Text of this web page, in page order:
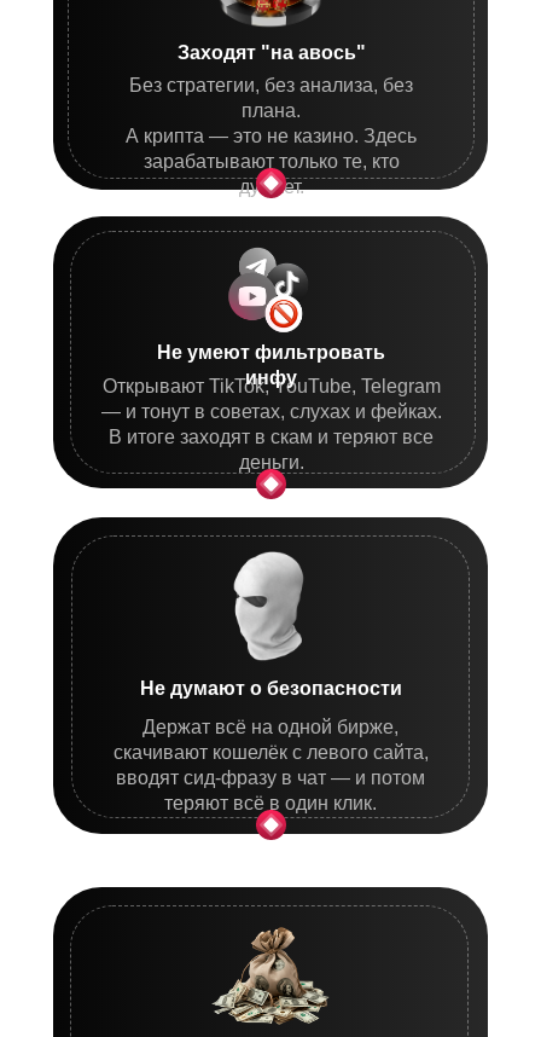
Без стратегии, без анализа, без
плана.
А крипта — это не казино. Здесь
зарабатывают только те, кто
думает.
Заходят "на авось"
Открывают TikTok, YouTube, Telegram
— и тонут в советах, слухах и фейках.
В итоге заходят в скам и теряют все
деньги.
Не умеют фильтровать
инфу
Держат всё на одной бирже,
скачивают кошелёк с левого сайта,
вводят сид-фразу в чат — и потом
теряют всё в один клик.
Не думают о безопасности